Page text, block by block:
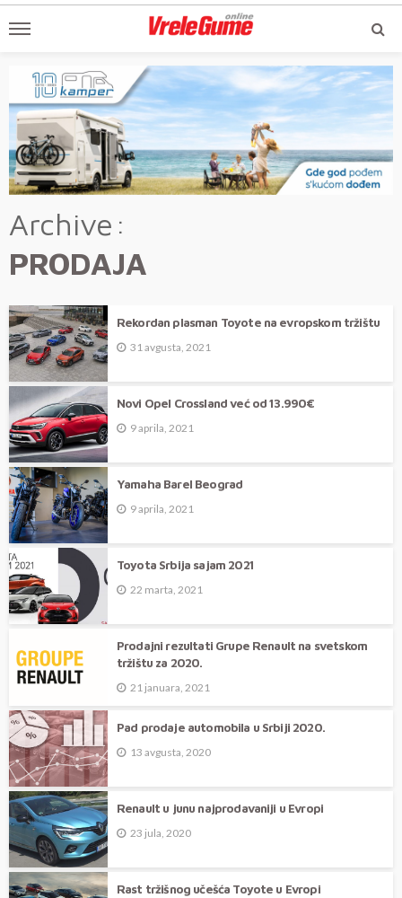
Archive
PRODAJA
Rekordan plasman Toyote na evropskom tržištu
31 avgusta, 2021
Novi Opel Crossland već od 13.990€
9 aprila, 2021
Yamaha Barel Beograd
9 aprila, 2021
Toyota Srbija sajam 2021
22 marta, 2021
Prodajni rezultati Grupe Renault na svetskom
tržištu za 2020.
21 januara, 2021
Pad prodaje automobila u Srbiji 2020.
13 avgusta, 2020
Renault u junu najprodavaniji u Evropi
23 jula, 2020
Rast tržišnog učešća Toyote u Evropi